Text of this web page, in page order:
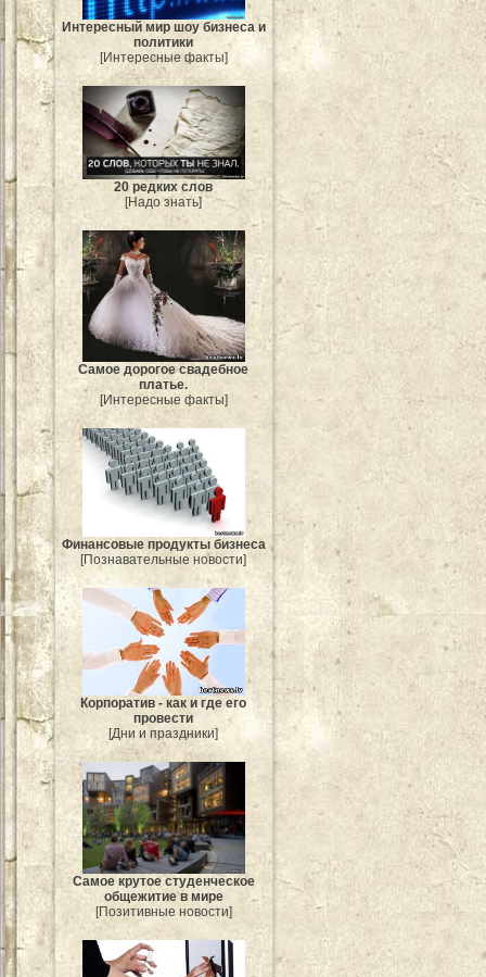
Интересный мир шоу бизнеса и
политики
[Интересные факты]
20 редких слов
[Надо знать]
Самое дорогое свадебное
платье.
[Интересные факты]
Финансовые продукты бизнеса
[Познавательные новости]
Корпоратив - как и где его
провести
[Дни и праздники]
Самое крутое студенческое
общежитие в мире
[Позитивные новости]